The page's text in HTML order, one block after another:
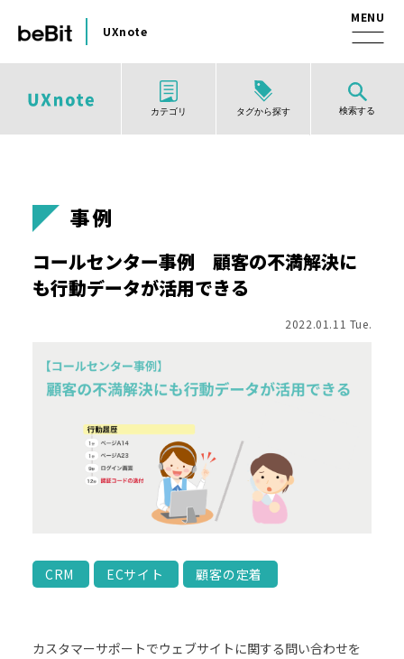
UXnote
カテゴリ タグから探す 検索する
事例
コールセンター事例 顧客の不満解決に
も行動データが活用できる
2022.01.11 Tue.
CRM ECサイト 顧客の定着
カスタマーサポートでウェブサイトに関する問い合わせを